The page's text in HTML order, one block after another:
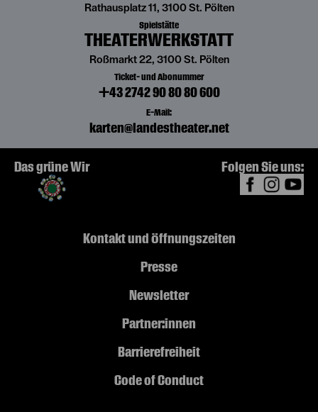
Rathausplatz 11, 3100 St. Pölten
Spielstätte
THEATERWERKSTATT
Roßmarkt 22, 3100 St. Pölten
Ticket- und Abonummer
+43 2742 90 80 80 600
E-Mail:
karten@landestheater.net
Das grüne Wir Folgen Sie uns:
Kontakt und Öffnungszeiten
Presse
Newsletter
Partner:innen
Barrierefreiheit
Code of Conduct